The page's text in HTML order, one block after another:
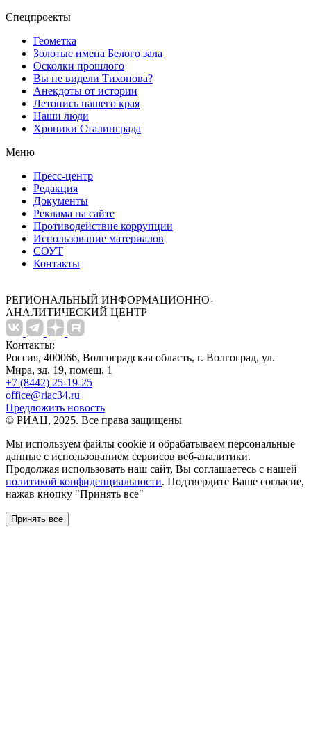
Спецпроекты
Геометка
Золотые имена Белого зала
Осколки прошлого
Вы не видели Тихонова?
Анекдоты от истории
Летопись нашего края
Наши люди
Хроники Сталинграда
Меню
Пресс-центр
Редакция
Документы
Реклама на сайте
Противодействие коррупции
Использование материалов
СОУТ
Контакты
РЕГИОНАЛЬНЫЙ ИНФОРМАЦИОННО-
АНАЛИТИЧЕСКИЙ ЦЕНТР
Контакты:
Россия, 400066, Волгоградская область, г. Волгоград, ул.
Мира, зд. 19, помещ. 1
+7 (8442) 25-19-25
office@riac34.ru
Предложить новость
© РИАЦ, 2025. Все права защищены
Мы используем файлы сookie и обрабатываем персональные
данные с использованием сервисов веб-аналитики.
Продолжая использовать наш сайт, Вы соглашаетесь с нашей
политикой конфиденциальности. Подтвердите Ваше согласие,
нажав кнопку "Принять все"
Принять все